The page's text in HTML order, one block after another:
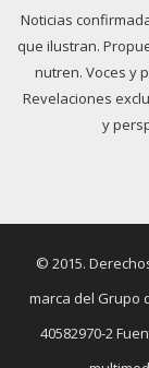
Noticias
que ilustran.
nutren. Voces y
Revelaciones
y
© 2015.
marca del Grupo
40582970-2